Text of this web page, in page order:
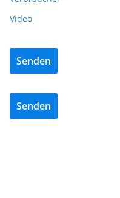
Video
Senden
Senden